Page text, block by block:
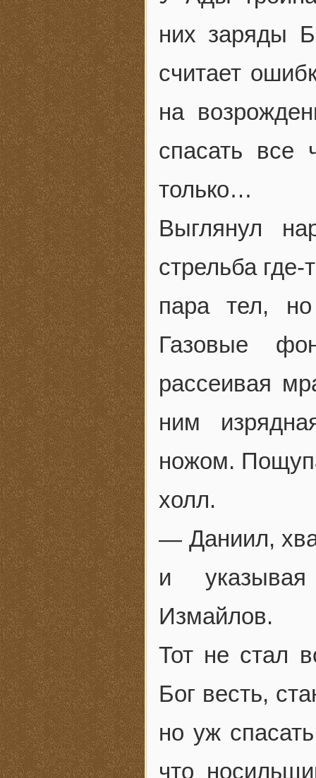
них заряды
считает
на
спасать все
только…
Выглянул
стрельба
пара тел,
Газовые
рассеивая
ним
ножом.
холл.
— Даниил,
и
Измайлов.
Тот не стал
Бог весть,
но уж
что